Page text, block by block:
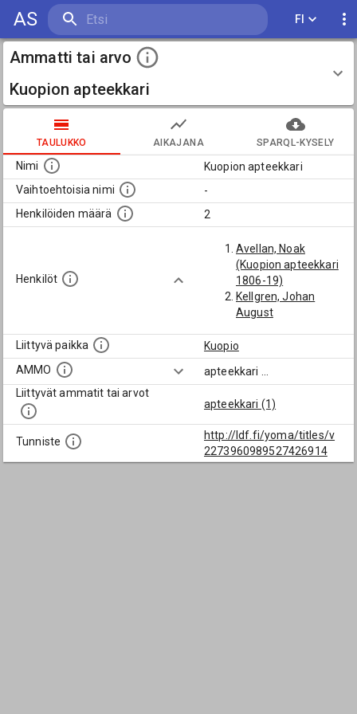
AS FI
Ammatti tai arvo
Kuopion apteekkari
TAULUKKO AIKAJANA SPARQL-KYSELY
Nimi
Kuopion apteekkari
Vaihtoehtoisia nimi
-
Henkilöiden määrä
2
Henkilöt
Avellan, Noak
(Kuopion apteekkari
1806-19)
Kellgren, Johan
August
Liittyvä paikka
Kuopio
AMMO
apteekkari
Liittyvät ammatit tai arvot
apteekkari (1)
Tunniste
http://ldf.fi/yoma/titles/v
2273960989527426914